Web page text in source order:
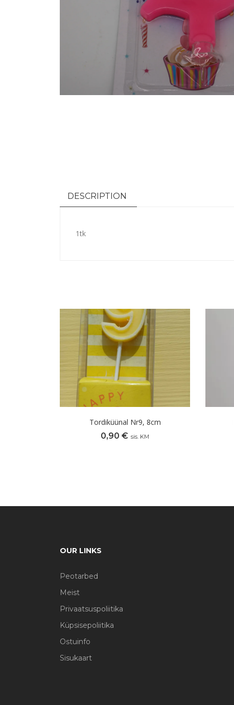
DESCRIPTION
1tk
Tordiküünal Nr9, 8cm
0,90 € sis. KM
OUR LINKS
Peotarbed
Meist
Privaatsuspoliitika
Küpsisepoliitika
Ostuinfo
Sisukaart